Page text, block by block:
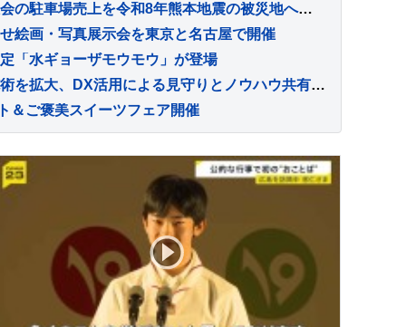
軒先が長岡まつり大花火大会の駐車場売上を令和8年熊本地震の被災地へ寄付
絵画・写真展示会を東京と名古屋で開催
「水ギョーザモウモウ」が登場
からだ元気治療院が訪問施術を拡大、DX活用による見守りとノウハウ共有を強化
＆ご褒美スイーツフェア開催